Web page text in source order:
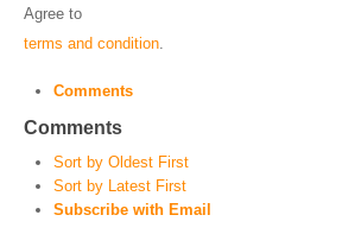
Agree to
terms and condition
Comments
Comments
Sort by Oldest First
Sort by Latest First
Subscribe with Email